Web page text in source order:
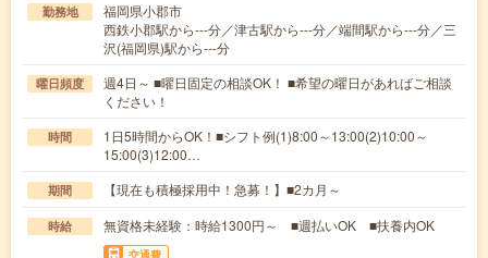
勤務地
福岡県小郡市
西鉄小郡駅から---分／津古駅から---分／端間駅から---分／三
沢(福岡県)駅から---分
曜日頻度
週4日～ ■曜日固定の相談OK！ ■希望の曜日があればご相談
ください！
時間
1日5時間からOK！■シフト例(1)8:00～13:00(2)10:00～
15:00(3)12:00…
期間 【現在も積極採用中！急募！】■2カ月～
時給 無資格未経験：時給1300円～ ■週払いOK ■扶養内OK